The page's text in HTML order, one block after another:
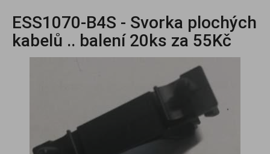
ESS1070-B4S - Svorka plochých
kabelů .. balení 20ks za 55Kč